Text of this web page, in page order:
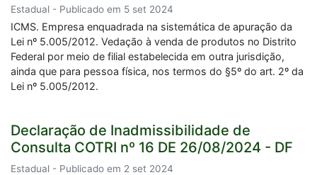
Estadual - Publicado em 5 set 2024
ICMS. Empresa enquadrada na sistemática de apuração da
Lei nº 5.005/2012. Vedação à venda de produtos no Distrito
Federal por meio de filial estabelecida em outra jurisdição,
ainda que para pessoa física, nos termos do §5º do art. 2º da
Lei nº 5.005/2012.
Declaração de Inadmissibilidade de
Consulta COTRI nº 16 DE 26/08/2024 - DF
Estadual - Publicado em 2 set 2024